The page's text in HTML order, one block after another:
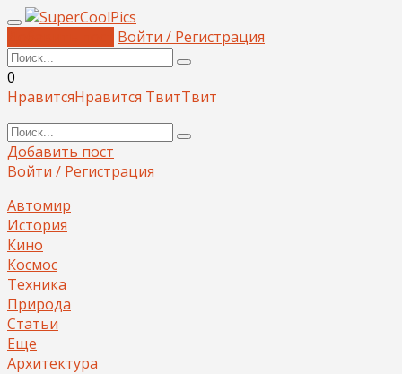
Войти / Регистрация
0
НравитсяНравится ТвитТвит
Добавить пост
Войти / Регистрация
Автомир
История
Кино
Космос
Техника
Природа
Статьи
Еще
Архитектура